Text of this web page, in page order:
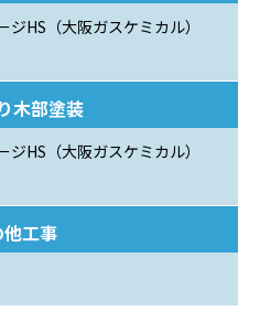
HS（大阪ガスケミカル）
木部塗装
HS（大阪ガスケミカル）
他工事